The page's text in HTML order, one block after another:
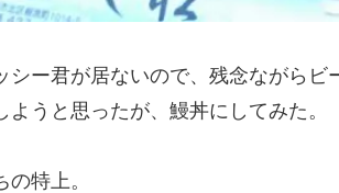
シー君が居ないので、残念ながらビ
ようと思ったが、鰻丼にしてみた。
の特上。